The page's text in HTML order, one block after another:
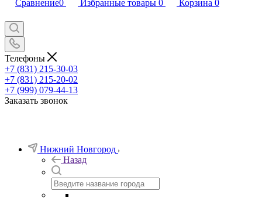
Сравнение0 Избранные товары 0 Корзина 0
Телефоны
+7 (831) 215-30-03
+7 (831) 215-20-02
+7 (999) 079-44-13
Заказать звонок
Нижний Новгород
Назад